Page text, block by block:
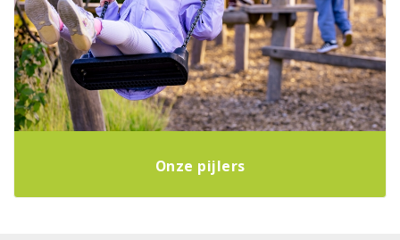
Onze pijlers